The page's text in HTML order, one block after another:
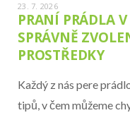
23. 7. 2026
PRANÍ PRÁDLA
SPRÁVNĚ
PROSTŘEDKY
Každý z nás pere
tipů, v čem můžeme